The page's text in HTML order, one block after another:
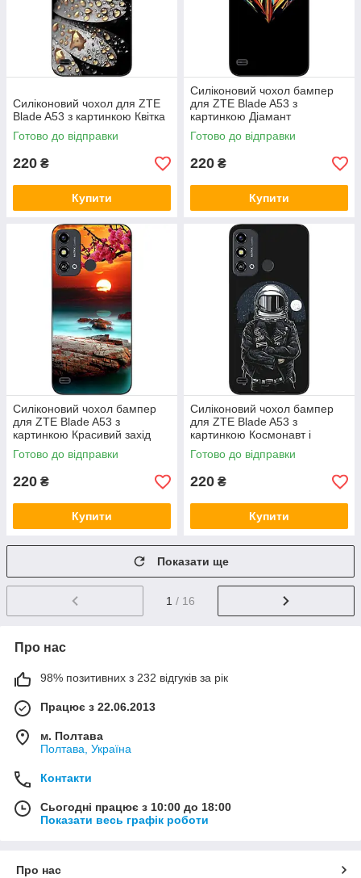
Силіконовий чохол для ZTE
Blade A53 з картинкою Квітка
Готово до відправки
220 ₴
Купити
Силіконовий чохол бампер
для ZTE Blade A53 з
картинкою Діамант
Готово до відправки
220 ₴
Купити
Силіконовий чохол бампер
для ZTE Blade A53 з
картинкою Красивий захід
Готово до відправки
220 ₴
Купити
Силіконовий чохол бампер
для ZTE Blade A53 з
картинкою Космонавт і
місяць
Готово до відправки
220 ₴
Купити
Показати ще
1 / 16
Про нас
98% позитивних з 232 відгуків за рік
Працює з 22.06.2013
м. Полтава
Полтава, Україна
Контакти
Сьогодні працює з 10:00 до 18:00
Показати весь графік роботи
Про нас